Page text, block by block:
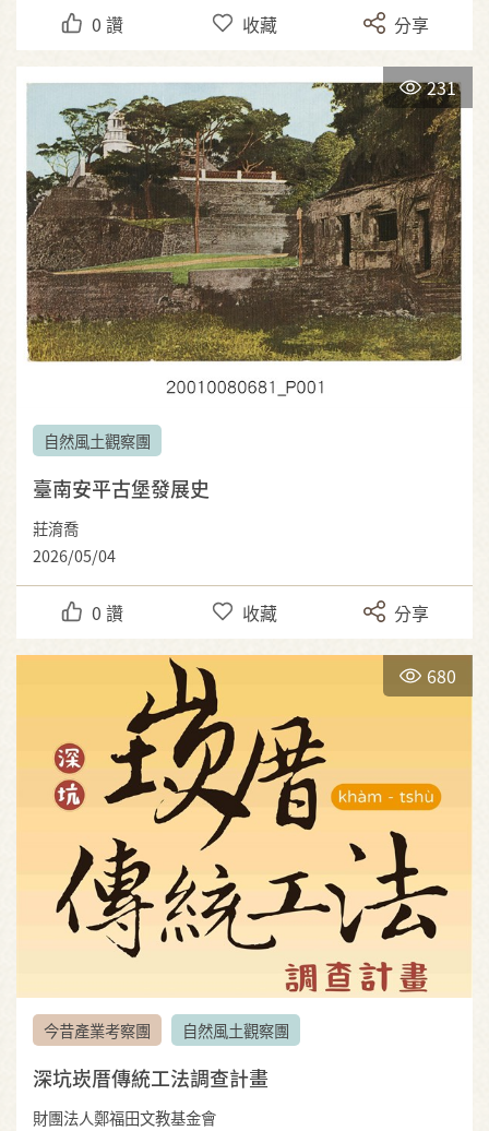
0 讚 收藏 分享
231
自然風土觀察團
臺南安平古堡發展史
莊淯喬
2026/05/04
0 讚 收藏 分享
680
今昔產業考察團 自然風土觀察團
深坑崁厝傳統工法調查計畫
財團法人鄭福田文教基金會